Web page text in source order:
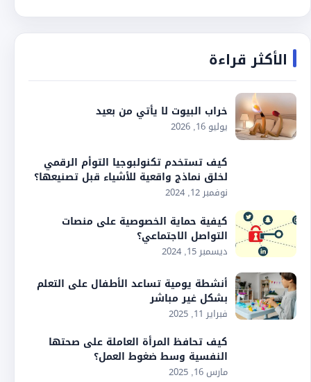
الأكثر قراءة
خراب البيوت لا يأتي من بعيد
يوليو 16, 2026
كيف تستخدم تكنولبوجيا التوأم الرقمي
لخلق نماذج واقعية للأشياء قبل تصنيعها؟
نوفمبر 12, 2024
كيفية حماية الخصوصية على منصات
التواصل الاجتماعي؟
ديسمبر 15, 2024
أنشطة يومية تساعد الأطفال على التعلم
بشكل غير مباشر
فبراير 11, 2025
كيف تحافظ المرأة العاملة على صحتها
النفسية وسط ضغوط العمل؟
مارس 16, 2025